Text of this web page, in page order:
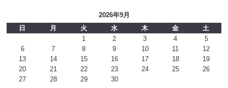
2026年9月
日
月 火 水 木 金
土
1
2 3 4
5
6
7 8 9 10 11
12
13
14 15 16 17 18
19
20
21 22 23 24 25
26
27
28 29 30